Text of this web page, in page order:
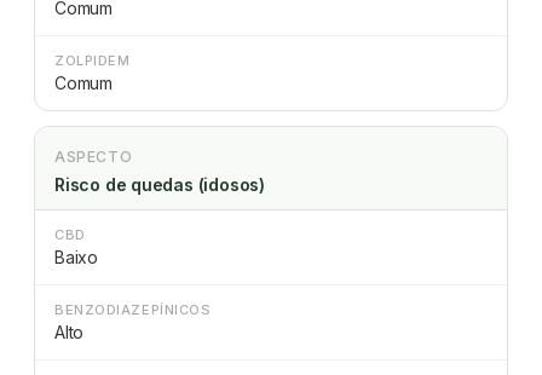
Comum
ZOLPIDEM
Comum
ASPECTO
Risco de quedas (idosos)
CBD
Baixo
BENZODIAZEPÍNICOS
Alto